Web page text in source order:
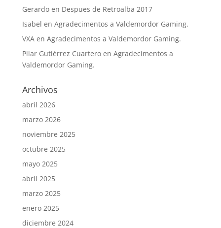
Gerardoen Despues de Retroalba 2017
Isabel en Agradecimentos a Valdemordor Gaming.
VXAen Agradecimentos a Valdemordor Gaming.
Pilar Gutiérrez Cuarteroen Agradecimentos a
Valdemordor Gaming.
Archivos
abril 2026
marzo 2026
noviembre 2025
octubre 2025
mayo 2025
abril 2025
marzo 2025
enero 2025
diciembre 2024